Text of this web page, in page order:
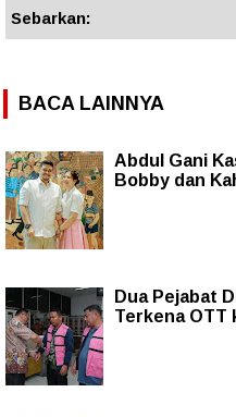
Sebarkan:
BACA LAINNYA
Abdul Gani
Bobby dan
Dua Pejabat
Terkena OTT